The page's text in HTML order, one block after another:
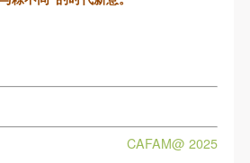
CAFAM@ 2025
展示、展览、馆藏艺术作品及
一旦因个人原因造成美术馆场
事故当事人及美术馆将不承担相
展示、展览、馆藏艺术作品及
一旦因个人原因造成美术馆场
事故当事人及美术馆将不承担相
展示、展览、馆藏艺术作品及
一旦因个人原因造成美术馆场
事故当事人及美术馆将不承担相